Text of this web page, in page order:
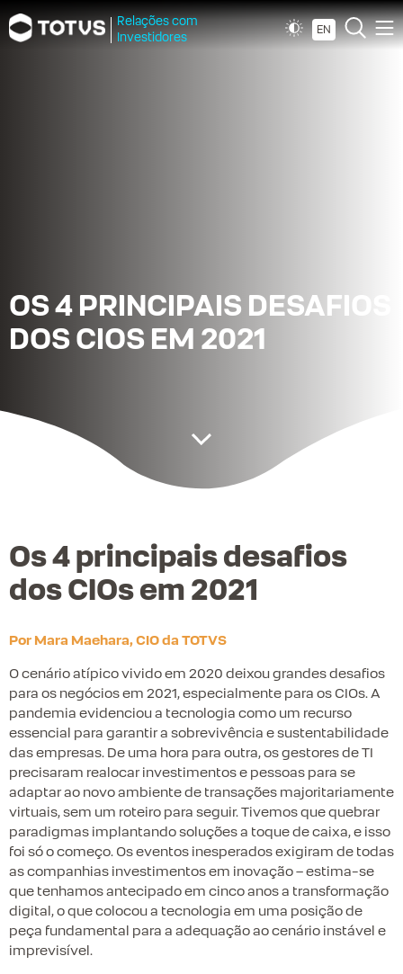
Relações com
Investidores
EN
OS 4 PRINCIPAIS DESAFIOS
DOS CIOS EM 2021
Os 4 principais desafios
dos CIOs em 2021
Por Mara Maehara, CIO da TOTVS
O cenário atípico vivido em 2020 deixou grandes desafios
para os negócios em 2021, especialmente para os CIOs. A
pandemia evidenciou a tecnologia como um recurso
essencial para garantir a sobrevivência e sustentabilidade
das empresas. De uma hora para outra, os gestores de TI
precisaram realocar investimentos e pessoas para se
adaptar ao novo ambiente de transações majoritariamente
virtuais, sem um roteiro para seguir. Tivemos que quebrar
paradigmas implantando soluções a toque de caixa, e isso
foi só o começo. Os eventos inesperados exigiram de todas
as companhias investimentos em inovação – estima-se
que tenhamos antecipado em cinco anos a transformação
digital, o que colocou a tecnologia em uma posição de
peça fundamental para a adequação ao cenário instável e
imprevisível.